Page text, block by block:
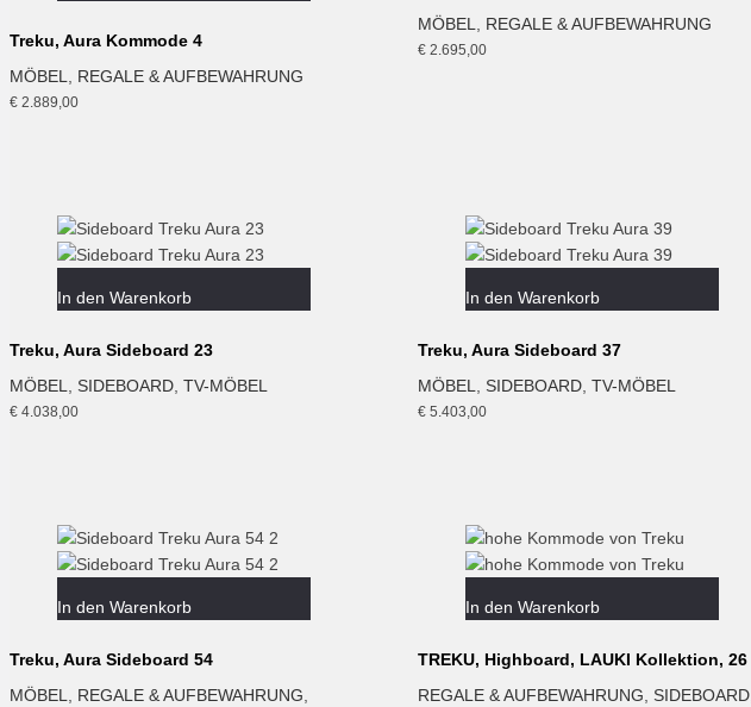
Treku, Aura Kommode 4
MÖBEL
REGALE & AUFBEWAHRUNG
€ 2.889,00
MÖBEL
REGALE & AUFBEWAHRUNG
€ 2.695,00
In den Warenkorb
Treku, Aura Sideboard 23
MÖBEL
SIDEBOARD TV-MÖBEL
€ 4.038,00
In den Warenkorb
Treku, Aura Sideboard 37
MÖBEL
SIDEBOARD ,TV-MÖBEL
€ 5.403,00
In den Warenkorb
Treku, Aura Sideboard 54
MÖBEL
REGALE & AUFBEWAHRUNG
In den Warenkorb
TREKU, Highboard, LAUKI Kollektion, 26
REGALE & AUFBEWAHRUNG
SIDEBOARD